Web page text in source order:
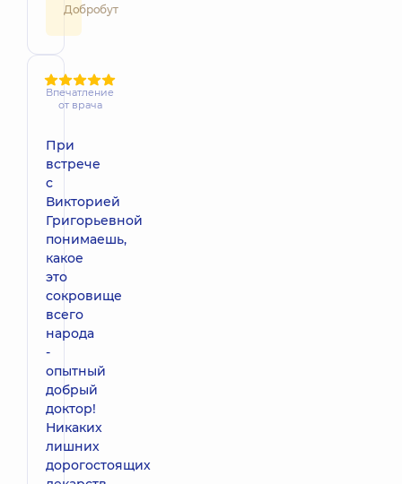
Добробут
Впечатление
от врача
При
встрече
с
Викторией
Григорьевной
понимаешь,
какое
это
сокровище
всего
народа
-
опытный
добрый
доктор!
Никаких
лишних
дорогостоящих